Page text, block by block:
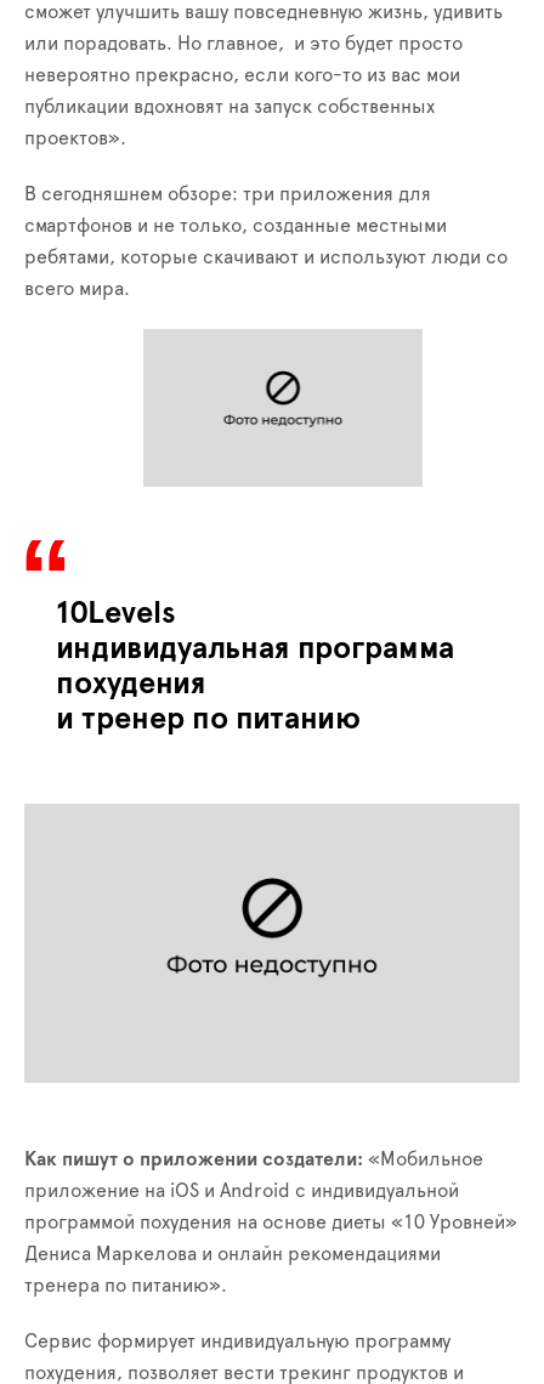
сможет улучшить вашу повседневную жизнь, удивить
или порадовать. Но главное, и это будет просто
невероятно прекрасно, если кого-то из вас мои
публикации вдохновят на запуск собственных
проектов».
В сегодняшнем обзоре: три приложения для
смартфонов и не только, созданные местными
ребятами, которые скачивают и используют люди со
всего мира.
10Levels
индивидуальная программа
похудения
и тренер по питанию
Как пишут о приложении создатели: «Мобильное
приложение на iOS и Android с индивидуальной
программой похудения на основе диеты «10 Уровней»
Дениса Маркелова и онлайн рекомендациями
тренера по питанию».
Сервис формирует индивидуальную программу
похудения, позволяет вести трекинг продуктов и